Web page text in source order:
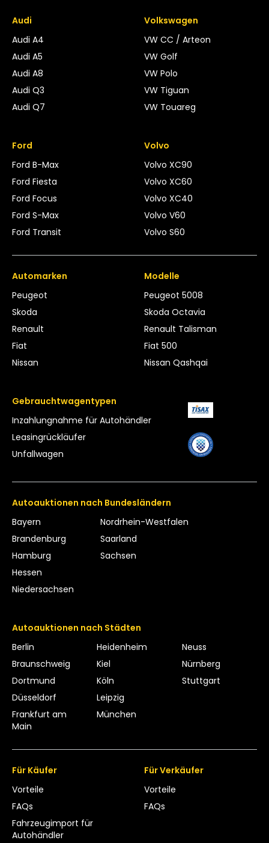
Audi
Audi A4
Audi A5
Audi A8
Audi Q3
Audi Q7
Volkswagen
VW CC / Arteon
VW Golf
VW Polo
VW Tiguan
VW Touareg
Ford
Ford B-Max
Ford Fiesta
Ford Focus
Ford S-Max
Ford Transit
Volvo
Volvo XC90
Volvo XC60
Volvo XC40
Volvo V60
Volvo S60
Automarken
Peugeot
Skoda
Renault
Fiat
Nissan
Modelle
Peugeot 5008
Skoda Octavia
Renault Talisman
Fiat 500
Nissan Qashqai
Gebrauchtwagentypen
Inzahlungnahme für Autohändler
Leasing­rückläufer
Unfallwagen
Autoauktionen nach Bundesländern
Bayern
Brandenburg
Hamburg
Hessen
Niedersachsen
Nordrhein-Westfalen
Saarland
Sachsen
Autoauktionen nach Städten
Berlin
Braunschweig
Dortmund
Düsseldorf
Frankfurt am
Main
Heidenheim
Kiel
Köln
Leipzig
München
Neuss
Nürnberg
Stuttgart
Für Käufer
Vorteile
FAQs
Fahrzeugimport für
Autohändler
Für Verkäufer
Vorteile
FAQs